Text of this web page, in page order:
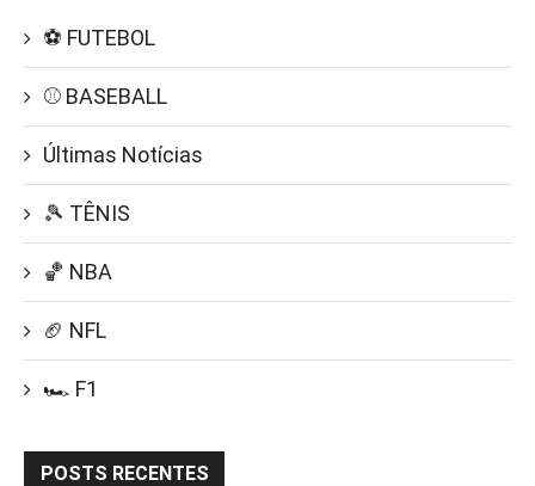
⚽ FUTEBOL
⚾ BASEBALL
Últimas Notícias
🎾 TÊNIS
🏀 NBA
🏈 NFL
🏎️ F1
POSTS RECENTES